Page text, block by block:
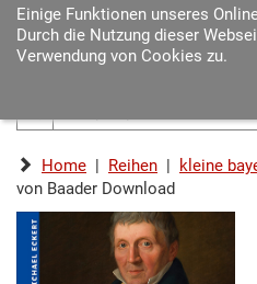
Einige Funktionen unseres
Durch die Nutzung dieser
Verwendung von Cookies zu.
Home | Reihen | kleine
von Baader Download